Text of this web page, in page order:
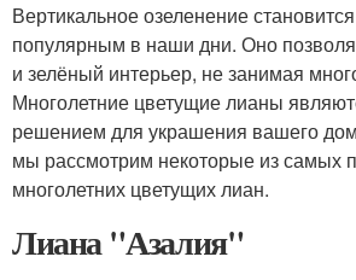
Вертикальное озеленение
популярным в наши дни. Оно
и зелёный интерьер, не занимая
Многолетние цветущие лианы
решением для украшения вашего
мы рассмотрим некоторые из самых
многолетних цветущих лиан.
Лиана "Азалия"